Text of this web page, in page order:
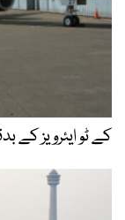
کے ٹو ایئرویز